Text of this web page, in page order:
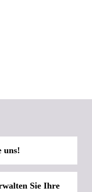
uns!
Sie Ihre